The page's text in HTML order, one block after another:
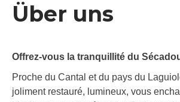
Über uns
Offrez-vous la tranquillité du
Proche du Cantal et du pays du
joliment restauré, lumineux, vous